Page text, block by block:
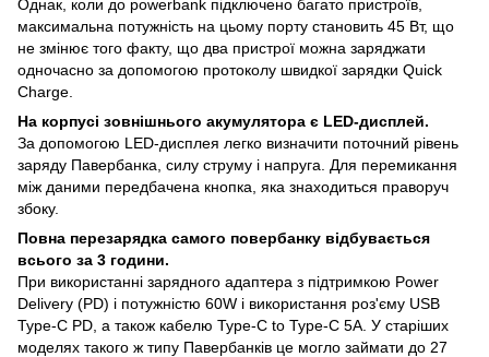
Однак, коли до powerbank підключено багато пристроїв,
максимальна потужність на цьому порту становить 45 Вт, що
не змінює того факту, що два пристрої можна заряджати
одночасно за допомогою протоколу швидкої зарядки Quick
Charge.
На корпусі зовнішнього акумулятора є LED-дисплей.
За допомогою LED-дисплея легко визначити поточний рівень
заряду Павербанка, силу струму і напруга. Для перемикання
між даними передбачена кнопка, яка знаходиться праворуч
збоку.
Повна перезарядка самого повербанку відбувається
всього за 3 години.
При використанні зарядного адаптера з підтримкою Power
Delivery (PD) і потужністю 60W і використання роз'єму USB
Type-C PD, а також кабелю Type-C to Type-C 5A. У старіших
моделях такого ж типу Павербанків це могло займати до 27